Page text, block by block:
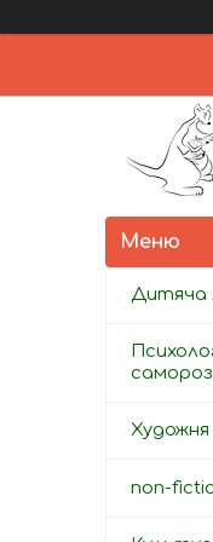
Дитяча
non-